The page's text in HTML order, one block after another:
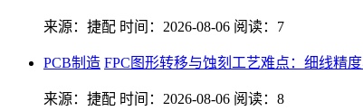
来源：捷配 时间：2026-08-06 阅读：7
PCB制造 FPC图形转移与蚀刻工艺难点：细线精
来源：捷配 时间：2026-08-06 阅读：8